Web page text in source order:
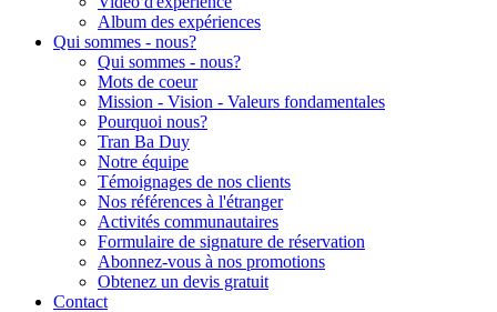
Album des expériences
Qui sommes - nous?
Qui sommes - nous?
Mots de coeur
Mission - Vision - Valeurs fondamentales
Pourquoi nous?
Tran Ba Duy
Notre équipe
Témoignages de nos clients
Nos références à l'étranger
Activités communautaires
Formulaire de signature de réservation
Abonnez-vous à nos promotions
Obtenez un devis gratuit
Contact